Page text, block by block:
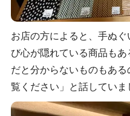
お店の方によると、手ぬ
び心が隠れている商品も
だと分からないものもあ
覧ください」と話していま